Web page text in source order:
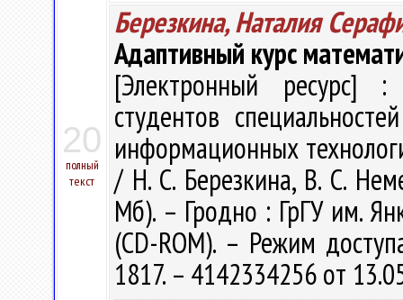
20
полный
текст
Березкина, Наталия
Адаптивный курс
[Электронный ресурс] :
студентов
информационных
/ Н. С. Березкина, В. С.
Мб). – Гродно : ГрГУ им.
(CD-ROM). – Режим
1817. – 4142334256 от